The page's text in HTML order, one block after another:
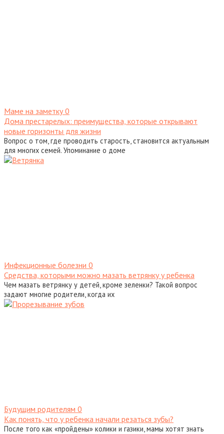
Маме на заметку0
Дома престарелых: преимущества, которые открывают
новые горизонты для жизни
Вопрос о том, где проводить старость, становится актуальным
для многих семей. Упоминание о доме
Инфекционные болезни 0
Средства, которыми можно мазать ветрянку у ребенка
Чем мазать ветрянку у детей, кроме зеленки? Такой вопрос
задают многие родители, когда их
Будущим родителям 0
Как понять, что у ребенка начали резаться зубы?
После того как «пройдены» колики и газики, мамы хотят знать